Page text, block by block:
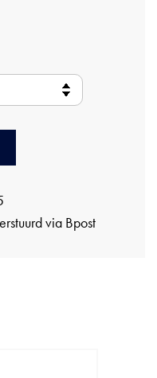
via Bpost